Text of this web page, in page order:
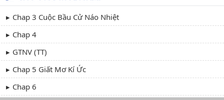
Chap 3 Cuộc Bầu Cử Náo Nhiệt
Chap 4
GTNV (TT)
Chap 5 Giất Mơ Kí Ức
Chap 6